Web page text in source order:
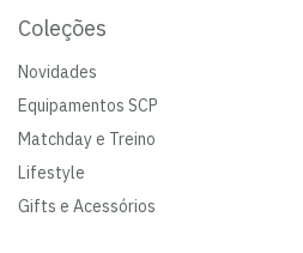
Coleções
Novidades
Equipamentos SCP
Matchday e Treino
Lifestyle
Gifts e Acessórios